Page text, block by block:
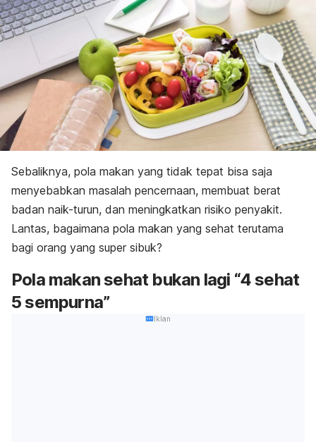
Sebaliknya, pola makan yang tidak tepat bisa saja
menyebabkan masalah pencernaan, membuat berat
badan naik-turun, dan meningkatkan risiko penyakit.
Lantas, bagaimana pola makan yang sehat terutama
bagi orang yang super sibuk?
Pola makan sehat bukan lagi “4 sehat
5 sempurna”
Iklan